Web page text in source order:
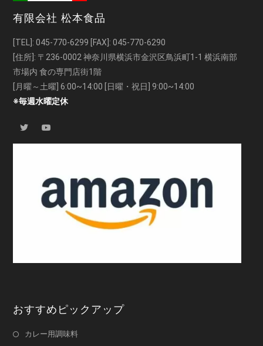
有限会社 松本食品
[TEL]:045-770-6299 [FAX]: 045-770-6290
[住所]: 〒236-0002 神奈川県横浜市金沢区鳥浜町1-1 横浜南部
市場内 食の専門店街1階
[月曜～土曜] 6:00~14:00 [日曜・祝日] 9:00~14:00
※毎週水曜定休
おすすめピックアップ
カレー用調味料